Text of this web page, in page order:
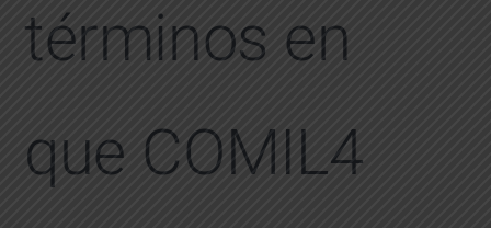
términos en
que COMIL4